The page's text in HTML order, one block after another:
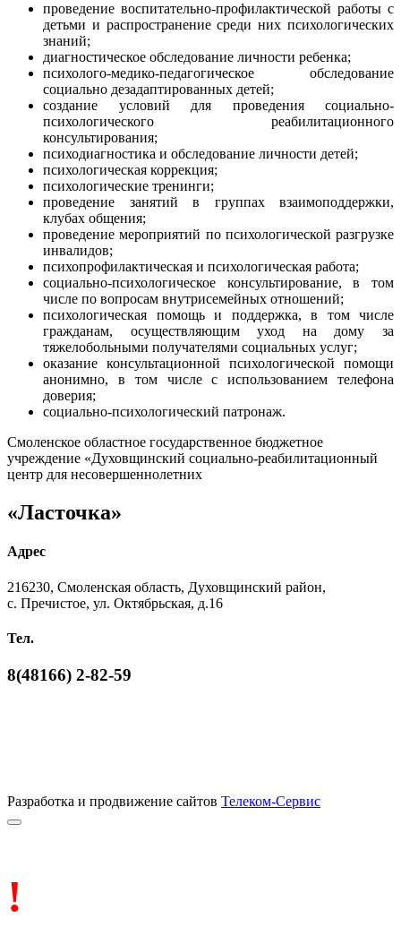
проведение воспитательно-профилактической работы с
детьми и распространение среди них психологических
знаний;
диагностическое обследование личности ребенка;
психолого-медико-педагогическое обследование
социально дезадаптированных детей;
создание условий для проведения социально-
психологического реабилитационного
консультирования;
психодиагностика и обследование личности детей;
психологическая коррекция;
психологические тренинги;
проведение занятий в группах взаимоподдержки,
клубах общения;
проведение мероприятий по психологической разгрузке
инвалидов;
психопрофилактическая и психологическая работа;
социально-психологическое консультирование, в том
числе по вопросам внутрисемейных отношений;
психологическая помощь и поддержка, в том числе
гражданам, осуществляющим уход на дому за
тяжелобольными получателями социальных услуг;
оказание консультационной психологической помощи
анонимно, в том числе с использованием телефона
доверия;
социально-психологический патронаж.
Смоленское областное государственное бюджетное
учреждение «Духовщинский социально-реабилитационный
центр для несовершеннолетних
«Ласточка»
Адрес
216230, Смоленская область, Духовщинский район,
с. Пречистое, ул. Октябрьская, д.16
Тел.
8(48166) 2-82-59
Разработка и продвижение сайтов Телеком-Сервис
!